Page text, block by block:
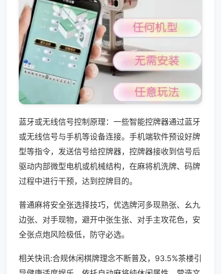
蓝牙或无线信号控制原理：一些智能控牌器通过蓝牙
或无线信号与手机等设备连接。手机端软件预设好牌
型等指令，发送信号给控牌器，控牌器接收到信号后
驱动内部微型电机或机械结构，在麻将机洗牌、码牌
过程中进行干预，达到控牌目的。
普通麻将安全张选择技巧，优选牌河多现熟张、幺九
边张、对手现物，避开中张生张、对手主攻花色，安
全张点炮风险极低，防守必选。
相关快讯:合规休闲棋牌理念不断普及，93.5%茶楼引